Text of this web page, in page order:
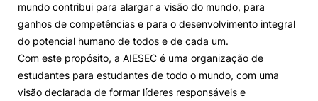
mundo contribui para alargar a visão do mundo, para
ganhos de competências e para o desenvolvimento integral
do potencial humano de todos e de cada um.
Com este propósito, a AIESEC é uma organização de
estudantes para estudantes de todo o mundo, com uma
visão declarada de formar líderes responsáveis e